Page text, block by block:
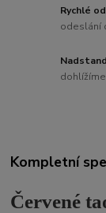
Rychlé
odeslání
Kompletní
Červené